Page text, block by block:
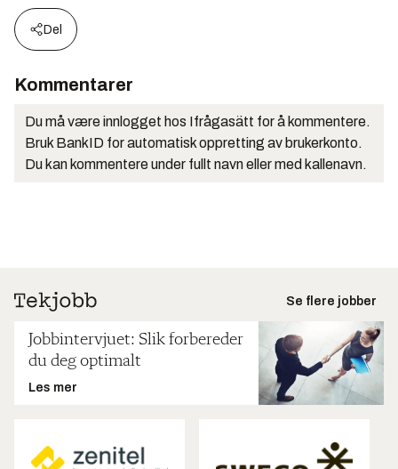
Del
Kommentarer
Du må være innlogget hos Ifrågasätt for å kommentere.
Bruk BankID for automatisk oppretting av brukerkonto.
Du kan kommentere under fullt navn eller med kallenavn.
Se flere jobber
Jobbintervjuet: Slik forbereder
du deg optimalt
Les mer